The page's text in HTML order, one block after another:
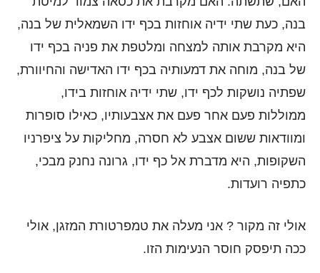
בנה, כעת שתי ידיה אוחזות בכף ידו השמאלית של בנה,
היא מקרבת אותה למצחה ומלטפת את פניה בכף ידו
של בנה, מוחה את דמעותיה בכף ידו האדישה והחיוורת,
שפתיה נושקות לכף ידו, שתי ידיה אוחזות בידו,
ממוללות פעם אחר פעם את אצבעותיו, כאילו סופרות
ומוודאות ששום אצבע לא חסרה, מחליקות על ציפרניו
השקופות, היא מדברת אל כף ידו, גרונה נחנק מבכי,
כתפיה רועדות.
אולי זה מקור ? אני מעלה את טמפרטורת המזגן, אולי
ככה תיפסק חוסר הנעימות הזו.